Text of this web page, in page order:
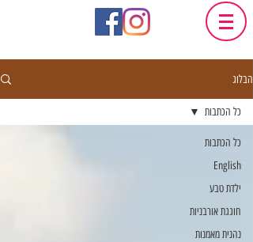
הבלוג
כל הכתבות
English
ילדת טבע
חוגגת אורבניות
נהנית מאמנות
כל הכתבות